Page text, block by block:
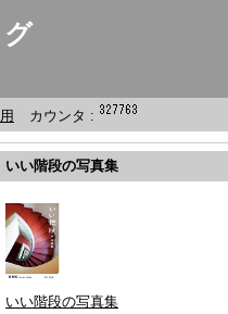
カウンタ :
いい階段の写真集
いい階段の写真集